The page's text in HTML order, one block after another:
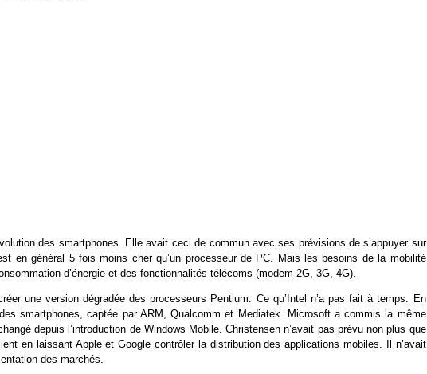
des smartphones. Elle avait ceci de commun avec ses prévisions de s’appuyer sur
en général 5 fois moins cher qu’un processeur de PC. Mais les besoins de la mobilité
d’énergie et des fonctionnalités télécoms (modem 2G, 3G, 4G).
une version dégradée des processeurs Pentium. Ce qu’Intel n’a pas fait à temps. En
smartphones, captée par ARM, Qualcomm et Mediatek. Microsoft a commis la même
depuis l’introduction de Windows Mobile. Christensen n’avait pas prévu non plus que
en laissant Apple et Google contrôler la distribution des applications mobiles. Il n’avait
des marchés.